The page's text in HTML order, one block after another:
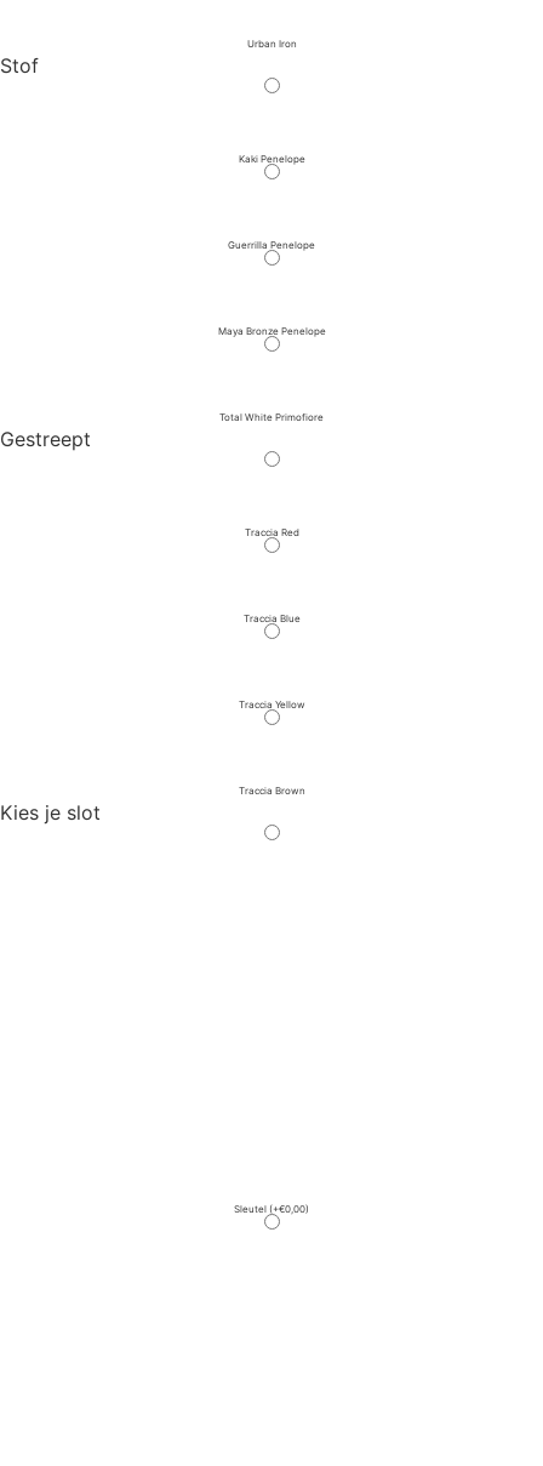
Urban Iron
Stof
Kaki Penelope
Guerrilla Penelope
Maya Bronze Penelope
Total White Primofiore
Gestreept
Traccia Red
Traccia Blue
Traccia Yellow
Traccia Brown
Kies je slot
Sleutel (+€0,00)